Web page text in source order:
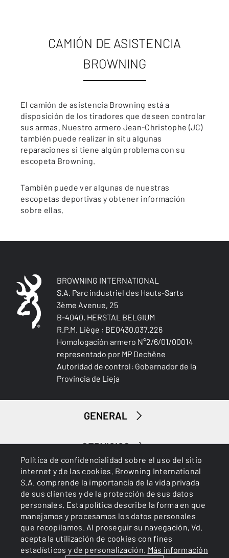
Política de confidencialidad sobre el uso del sitio
internet y de las cookies. Browning International
S.A. comprende la importancia de la vida privada
de sus clientes y de la protección de sus datos
personales. Esta política describe la forma en que
manejamos y procesamos los datos personales
que recopilamos. Al proseguir su navegación, Vd.
acepta la utilización de cookies con fines
estadísticos y de personalización. Más información
CAMIÓN DE ASISTENCIA
BROWNING
El camión de asistencia Browning está a
disposición de los tiradores que deseen controlar
sus armas. Nuestro armero Jean-Christophe (JC)
también puede realizar in situ algunas
reparaciones si tiene algún problema con su
escopeta Browning.
También puede ver algunas de nuestras
escopetas deportivas y obtener información
sobre ellas.
BROWNING INTERNATIONAL
S.A. Parc industriel des Hauts-Sarts
3ème Avenue, 25
B-4040, HERSTAL BELGIUM
R.P.M. Liège : BE0430.037.226
Homologación armero N°2/6/01/00014
representado por MP Dechêne
Autoridad de control: Gobernador de la
Provincia de Lieja
GENERAL
SERVICIOS
Cookies Política de privacidad